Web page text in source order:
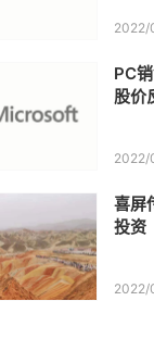
2022/
PC
股价
2022/
喜屏
投资
2022/